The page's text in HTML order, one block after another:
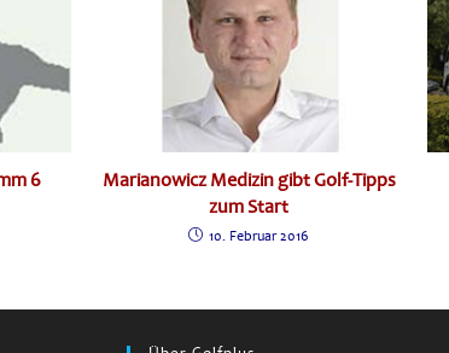
6
Marianowicz Medizin gibt Golf-Tipps
zum Start
10. Februar 2016